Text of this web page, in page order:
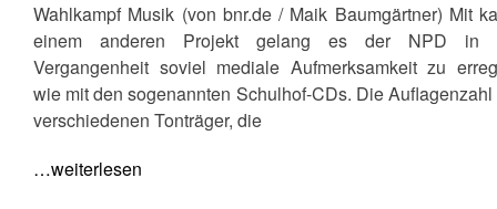
Wahlkampf Musik (von bnr.de / Maik Baumgärtner) Mit
einem anderen Projekt gelang es der NPD in
Vergangenheit soviel mediale Aufmerksamkeit zu
wie mit den sogenannten Schulhof-CDs. Die Auflagenzahl
verschiedenen Tonträger, die
…weiterlesen